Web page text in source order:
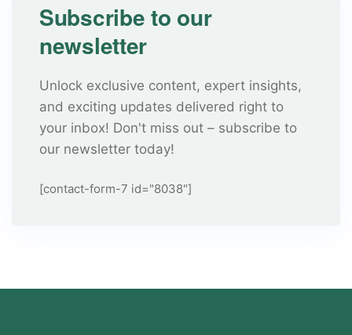
Subscribe to our
newsletter
Unlock exclusive content, expert insights,
and exciting updates delivered right to
your inbox! Don't miss out – subscribe to
our newsletter today!
[contact-form-7 id="8038"]